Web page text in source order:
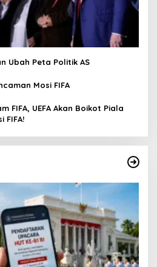
Ubah Peta Politik AS
Mosi FIFA
FIFA, UEFA Akan Boikot Piala
FIFA!